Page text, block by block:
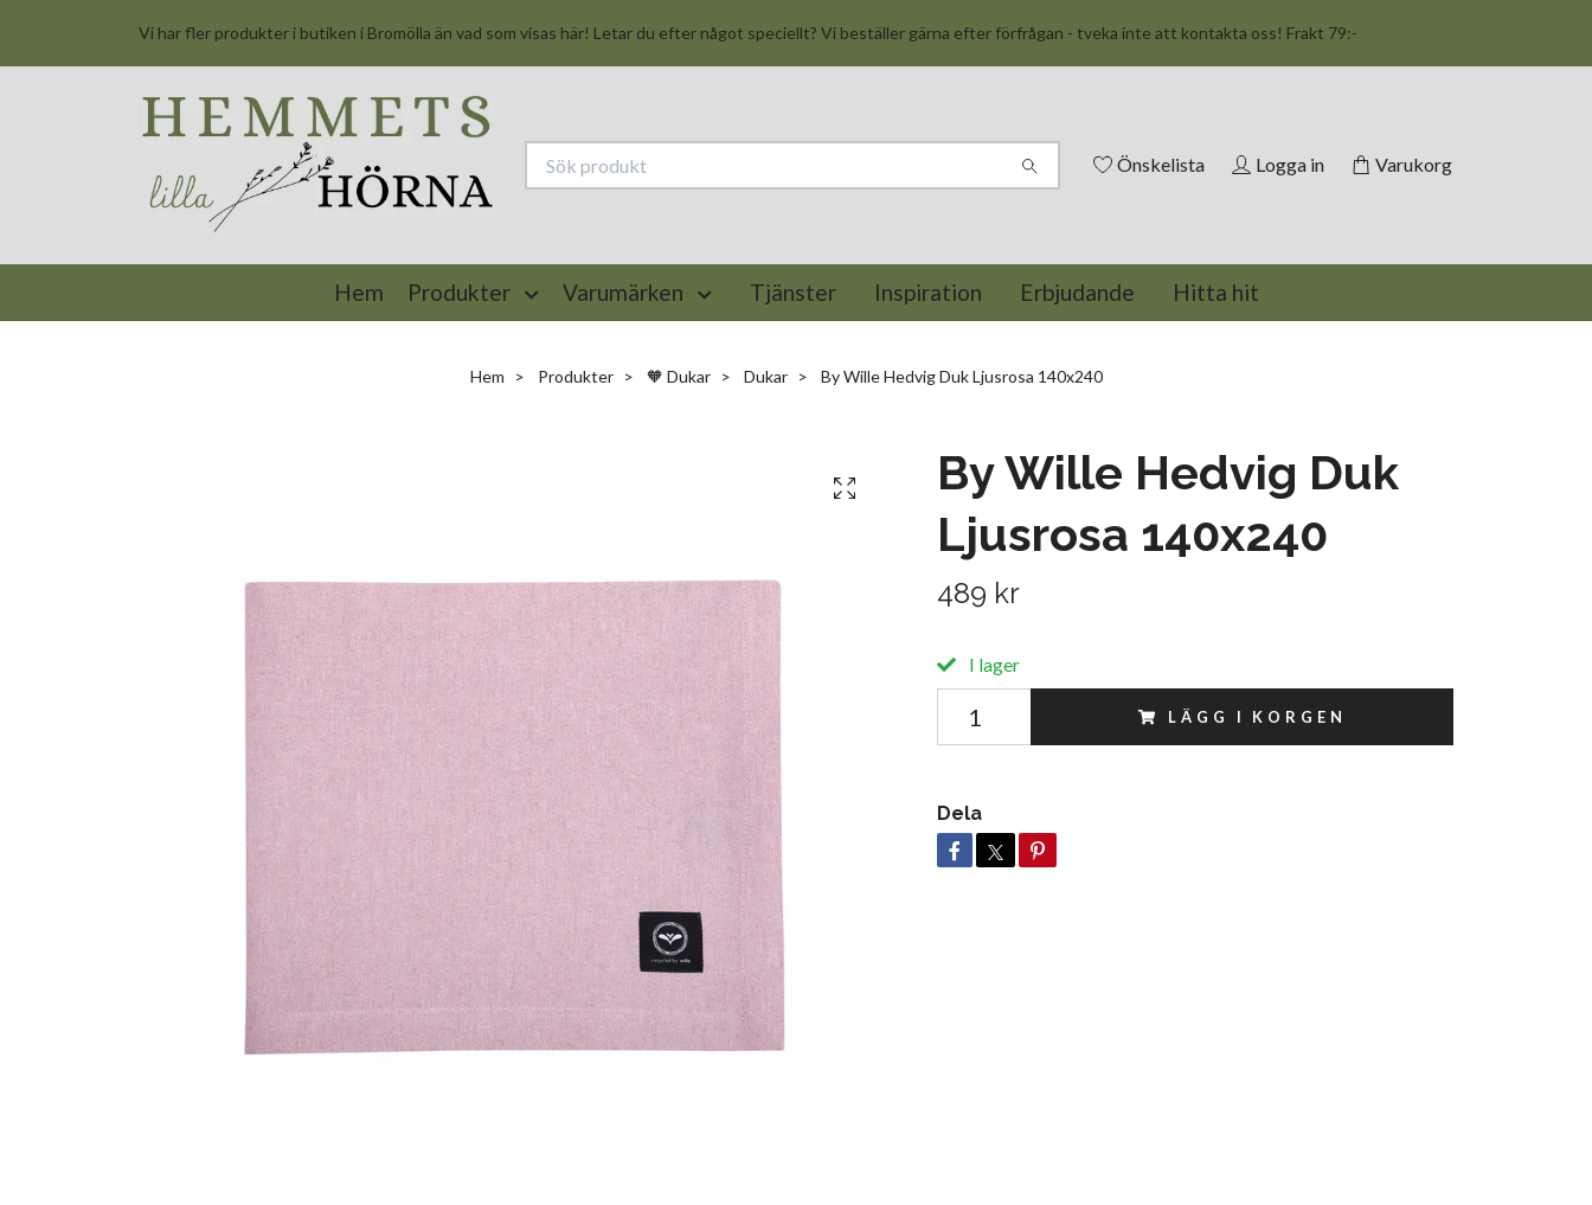
Vi har fler produkter i butiken i Bromölla än vad som visas här! Letar du efter något speciellt? Vi beställer gärna efter förfrågan - tveka inte att kontakta oss! Frakt 79:-
Önskelista Logga in Varukorg
Hem Produkter Varumärken Tjänster Inspiration Erbjudande Hitta hit
Hem Produkter 🧡 Dukar Dukar By Wille Hedvig Duk Ljusrosa 140x240
By Wille Hedvig Duk
Ljusrosa 140x240
489 kr
I lager
LÄGG I KORGEN
Dela